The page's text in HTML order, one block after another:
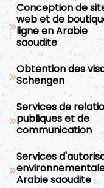
Conception de
web et de
ligne en Arabie
saoudite
Obtention des
Schengen
Services de
publiques et de
communication
Services
Arabie saoudite